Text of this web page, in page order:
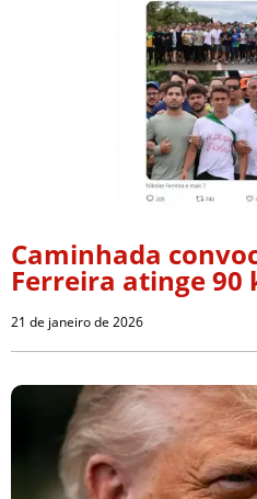
Caminhada
Ferreira atinge 90
21 de janeiro de 2026